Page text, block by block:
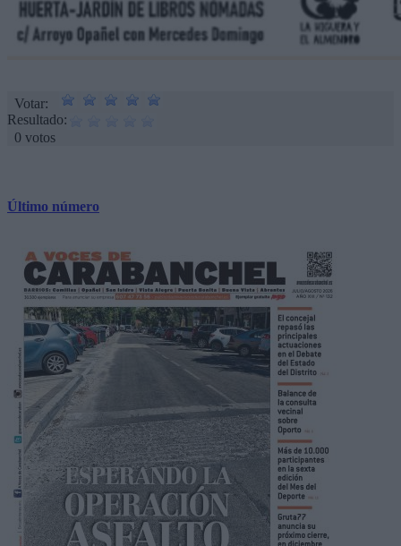
Votar:
Resultado:
0 votos
Último número